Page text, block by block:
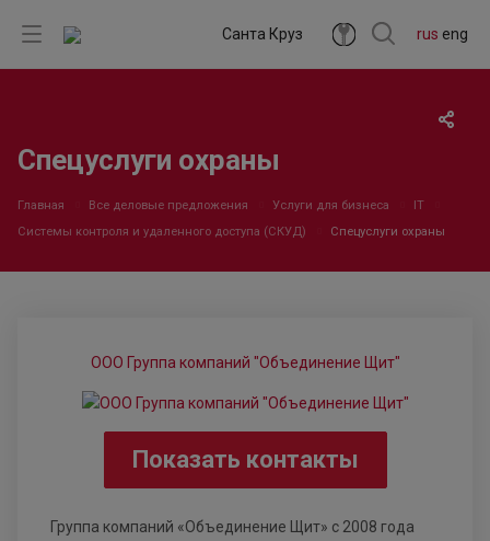
rus eng
Санта Круз
Спецуслуги охраны
Главная Все деловые предложения Услуги для бизнеса
IT
Системы контроля и удаленного доступа (СКУД)
Спецуслуги охраны
ООО Группа компаний "Объединение Щит"
Показать контакты
Группа компаний «Объединение Щит» с 2008 года